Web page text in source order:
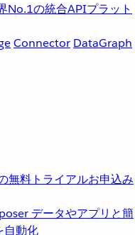
No.1の統合APIプラット
Connector DataGraph
料トライアルお申込み
データやアプリと簡
自動化